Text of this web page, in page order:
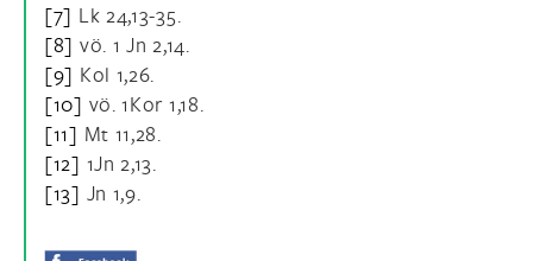
[7] Lk 24,13-35.
[8] vö. 1 Jn 2,14.
[9] Kol 1,26.
[10] vö. 1Kor 1,18.
[11] Mt 11,28.
[12] 1Jn 2,13.
[13] Jn 1,9.